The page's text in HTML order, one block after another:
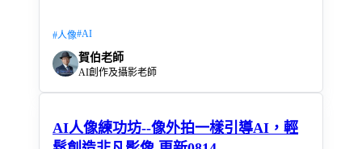
#人像#AI
賀伯老師
AI創作及攝影老師
AI人像練功坊--像外拍一樣引導AI，輕